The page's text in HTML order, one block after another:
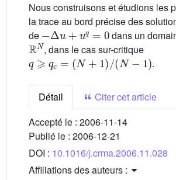
Nous construisons et étudions les
la trace au bord précise des
de
−Δu+uq=0
dans un
RN
, dans le cas sur-critique
q⩾ qc=(N+1)/(N−1)
.
Détail
Citer cet article
Accepté le : 2006-11-14
Publié le : 2006-12-21
DOI : 10.1016/j.crma.2006.11.028
Affiliations des auteurs :